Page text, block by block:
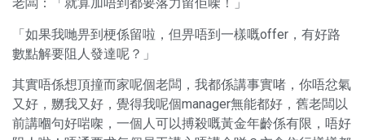
「如果我哋畀到梗係留啦，但畀唔到一樣嘅offer，有好路
數點解要阻人發達呢？」
其實唔係想頂撞而家呢個老闆，我都係講事實啫，你唔忿氣
又好，嬲我又好，覺得我呢個manager無能都好，舊老闆以
前講嗰句好啱㗎，一個人可以搏殺嘅黃金年齡係有限，唔好